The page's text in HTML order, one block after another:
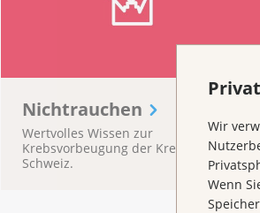
Wir
Wenn
Nichtrauchen
Wertvolles Wissen zur
Krebsvorbeugung der Krebsliga
Schweiz.